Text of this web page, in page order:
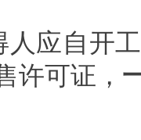
人应自开
许可证，